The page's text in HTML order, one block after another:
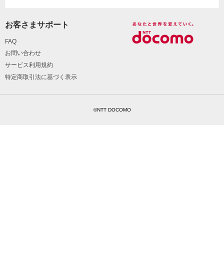
お客さまサポート
FAQ
お問い合わせ
サービス利用規約
特定商取引法に基づく表示
©NTT DOCOMO